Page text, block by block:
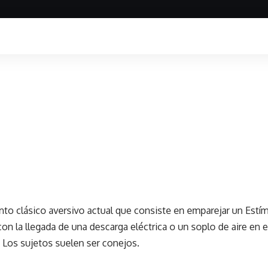
clásico aversivo actual que consiste en emparejar un
la llegada de una descarga eléctrica o un soplo de aire en
sujetos suelen ser conejos.